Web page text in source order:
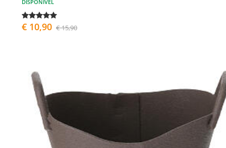
DISPONÍVEL
€ 10,90 € 15,90